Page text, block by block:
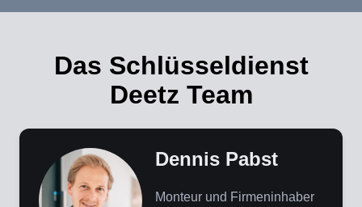
Das Schlüsseldienst
Deetz Team
Dennis Pabst
Monteur und Firmeninhaber